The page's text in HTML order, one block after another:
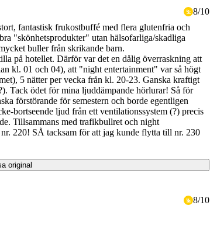
8/10
fantastisk frukostbuffé med flera glutenfria och
"skönhetsprodukter" utan hälsofarliga/skadliga
buller från skrikande barn.
på hotellet. Därför var det en dålig överraskning att
kl. 01 och 04), att "night entertainment" var så högt
5 nätter per vecka från kl. 20-23. Ganska kraftigt
Tack ödet för mina ljuddämpande hörlurar! Så för
förstörande för semestern och borde egentligen
bortseende ljud från ett ventilationssystem (?) precis
Tillsammans med trafikbullret och night
220! SÅ tacksam för att jag kunde flytta till nr. 230
original
8/10